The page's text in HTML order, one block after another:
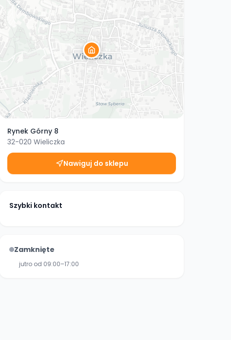
Rynek Górny 8
32-020 Wieliczka
Nawiguj do sklepu
Szybki kontakt
Zamknięte
jutro od 09:00–17:00